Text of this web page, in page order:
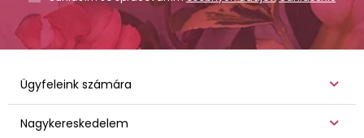
Ügyfeleink számára
Nagykereskedelem